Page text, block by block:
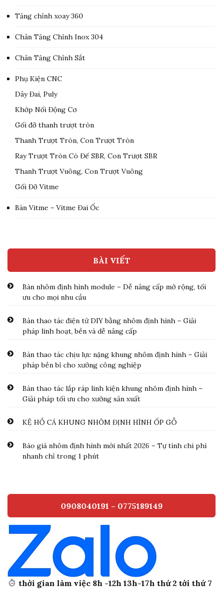
Tăng chỉnh xoay 360
Chân Tăng Chỉnh Inox 304
Chân Tăng Chỉnh Sắt
Phụ Kiện CNC
Dây Đai, Puly
Khớp Nối Động Cơ
Gối đỡ thanh trượt tròn
Thanh Trượt Tròn, Con Trượt Tròn
Ray Trượt Tròn Có Đế SBR, Con Trượt SBR
Thanh Trượt Vuông, Con Trượt Vuông
Gối Đỡ Vitme
Bàn Vitme – Vitme Đai Ốc
BÀI VIẾT
Bàn nhôm định hình module – Dễ nâng cấp mở rộng, tối
ưu cho mọi nhu cầu
Bàn thao tác điện tử DIY bằng nhôm định hình – Giải
pháp linh hoạt, bền và dễ nâng cấp
Bàn thao tác chịu lực nặng khung nhôm định hình – Giải
pháp bền bỉ cho xưởng công nghiệp
Bàn thao tác lắp ráp linh kiện khung nhôm định hình –
Giải pháp tối ưu cho xưởng sản xuất
KỆ HỒ CÁ KHUNG NHÔM ĐỊNH HÌNH ỐP GỖ
Báo giá nhôm định hình mới nhất 2026 – Tự tính chi phí
nhanh chỉ trong 1 phút
0908040191 – 0775189149
thời gian làm việc 8h -12h 13h-17h thứ 2 tới thứ 7